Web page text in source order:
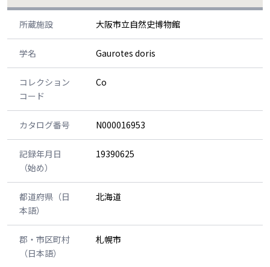
所蔵施設 大阪市立自然史博物館
学名 Gaurotes doris
コレクション
コード
Co
カタログ番号 N000016953
記録年月日
（始め）
19390625
都道府県（日
本語）
北海道
郡・市区町村
（日本語）
札幌市